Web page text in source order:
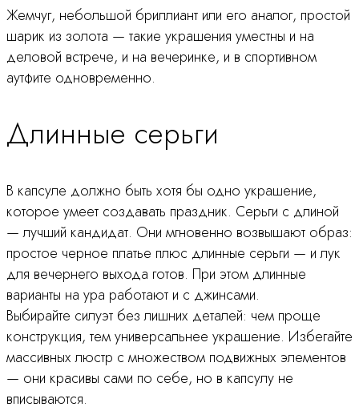
Жемчуг, небольшой бриллиант или его аналог, простой
шарик из золота — такие украшения уместны и на
деловой встрече, и на вечеринке, и в спортивном
аутфите одновременно.
Длинные серьги
В капсуле должно быть хотя бы одно украшение,
которое умеет создавать праздник. Серьги с длиной
— лучший кандидат. Они мгновенно возвышают образ:
простое черное платье плюс длинные серьги — и лук
для вечернего выхода готов. При этом длинные
варианты на ура работают и с джинсами.
Выбирайте силуэт без лишних деталей: чем проще
конструкция, тем универсальнее украшение. Избегайте
массивных люстр с множеством подвижных элементов
— они красивы сами по себе, но в капсулу не
вписываются.